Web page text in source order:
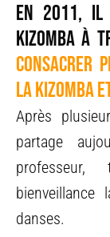
En 2011,
kizomba à
consacrer
la kizomba
Après
partage
bienveillance
danses.